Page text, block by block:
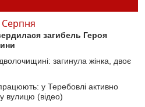
Серпня
загибель Героя
загинула жінка, двоє
у Теребовлі активно
вулицю (відео)